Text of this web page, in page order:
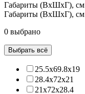
Габариты (ВхШхГ), см
Габариты (ВхШхГ), см
0 выбрано
Выбрать всё
25.5x69.8x19
28.4x72x21
21x72x28.4